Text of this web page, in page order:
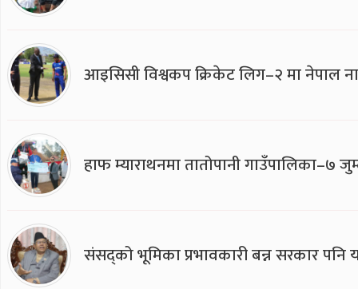
आइसिसी विश्वकप क्रिकेट लिग–२ मा नेपाल
हाफ म्याराथनमा तातोपानी गाउँपालिका–७
संसद्को भूमिका प्रभावकारी बन्न सरकार पनि